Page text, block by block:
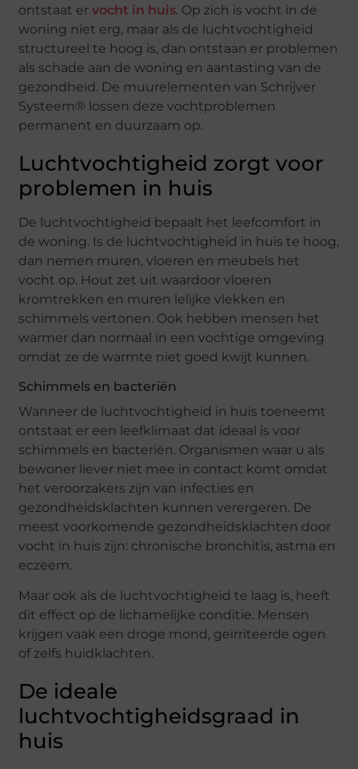
ontstaat ervocht in huis. Op zich is vocht in de
woning niet erg, maar als de luchtvochtigheid
structureel te hoog is, dan ontstaan er problemen
als schade aan de woning en aantasting van de
gezondheid. De muurelementen van Schrijver
Systeem® lossen deze vochtproblemen
permanent en duurzaam op.
Luchtvochtigheid zorgt voor
problemen in huis
De luchtvochtigheid bepaalt het leefcomfort in
de woning. Is de luchtvochtigheid in huis te hoog,
dan nemen muren, vloeren en meubels het
vocht op. Hout zet uit waardoor vloeren
kromtrekken en muren lelijke vlekken en
schimmels vertonen. Ook hebben mensen het
warmer dan normaal in een vochtige omgeving
omdat ze de warmte niet goed kwijt kunnen.
Schimmels en bacteriën
Wanneer de luchtvochtigheid in huis toeneemt
ontstaat er een leefklimaat dat ideaal is voor
schimmels en bacteriën. Organismen waar u als
bewoner liever niet mee in contact komt omdat
het veroorzakers zijn van infecties en
gezondheidsklachten kunnen verergeren. De
meest voorkomende gezondheidsklachten door
vocht in huis zijn: chronische bronchitis, astma en
eczeem.
Maar ook als de luchtvochtigheid te laag is, heeft
dit effect op de lichamelijke conditie. Mensen
krijgen vaak een droge mond, geïrriteerde ogen
of zelfs huidklachten.
De ideale
luchtvochtigheidsgraad in
huis